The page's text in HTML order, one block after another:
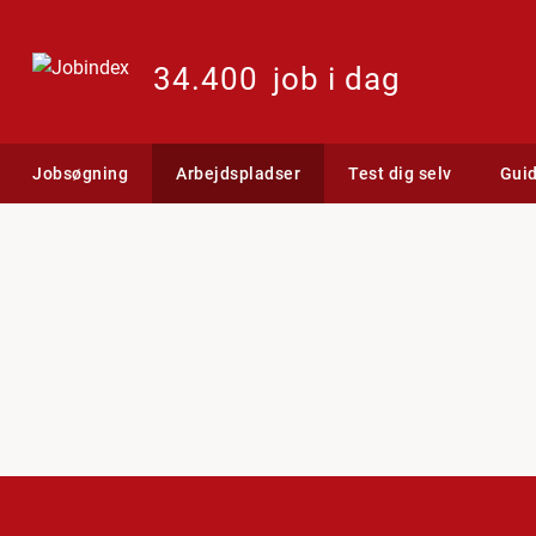
34.400 job i dag
Jobsøgning Arbejdspladser Test dig selv